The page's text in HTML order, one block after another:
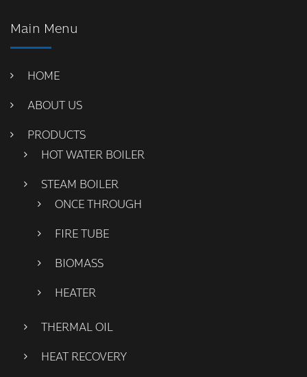
Main Menu
HOME
ABOUT US
PRODUCTS
HOT WATER BOILER
STEAM BOILER
ONCE THROUGH
FIRE TUBE
BIOMASS
HEATER
THERMAL OIL
HEAT RECOVERY